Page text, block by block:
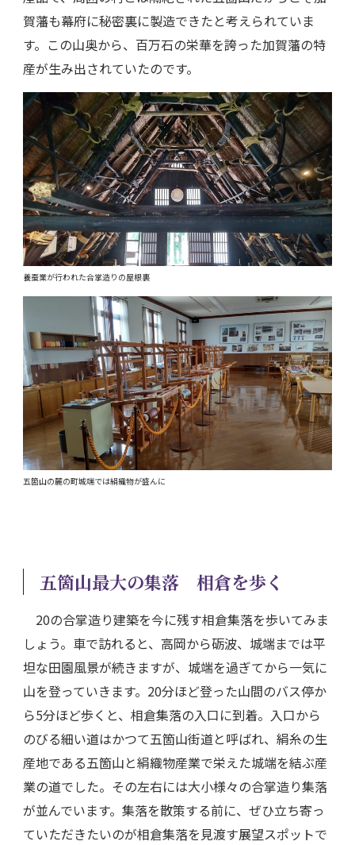
賀藩も幕府に秘密裏に製造できたと考えられていま
す。この山奥から、百万石の栄華を誇った加賀藩の特
産が生み出されていたのです。
養蚕業が行われた合掌造りの屋根裏
五箇山の麓の町城端では絹織物が盛んに
五箇山最大の集落 相倉を歩く
20の合掌造り建築を今に残す相倉集落を歩いてみま
しょう。車で訪れると、高岡から砺波、城端までは平
坦な田園風景が続きますが、城端を過ぎてから一気に
山を登っていきます。20分ほど登った山間のバス停か
ら5分ほど歩くと、相倉集落の入口に到着。入口から
のびる細い道はかつて五箇山街道と呼ばれ、絹糸の生
産地である五箇山と絹織物産業で栄えた城端を結ぶ産
業の道でした。その左右には大小様々の合掌造り集落
が並んでいます。集落を散策する前に、ぜひ立ち寄っ
ていただきたいのが相倉集落を見渡す展望スポットで